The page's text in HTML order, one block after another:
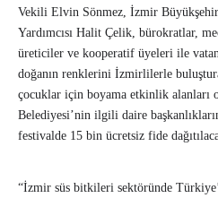
Vekili Elvin Sönmez, İzmir
Yardımcısı Halit Çelik, bürokratlar,
üreticiler ve kooperatif üyeleri ile
doğanın renklerini İzmirlilerle
çocuklar için boyama etkinlik
Belediyesi’nin ilgili daire
festivalde 15 bin ücretsiz fide
“İzmir süs bitkileri sektöründe